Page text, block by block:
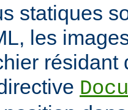
statiques
les
résidant